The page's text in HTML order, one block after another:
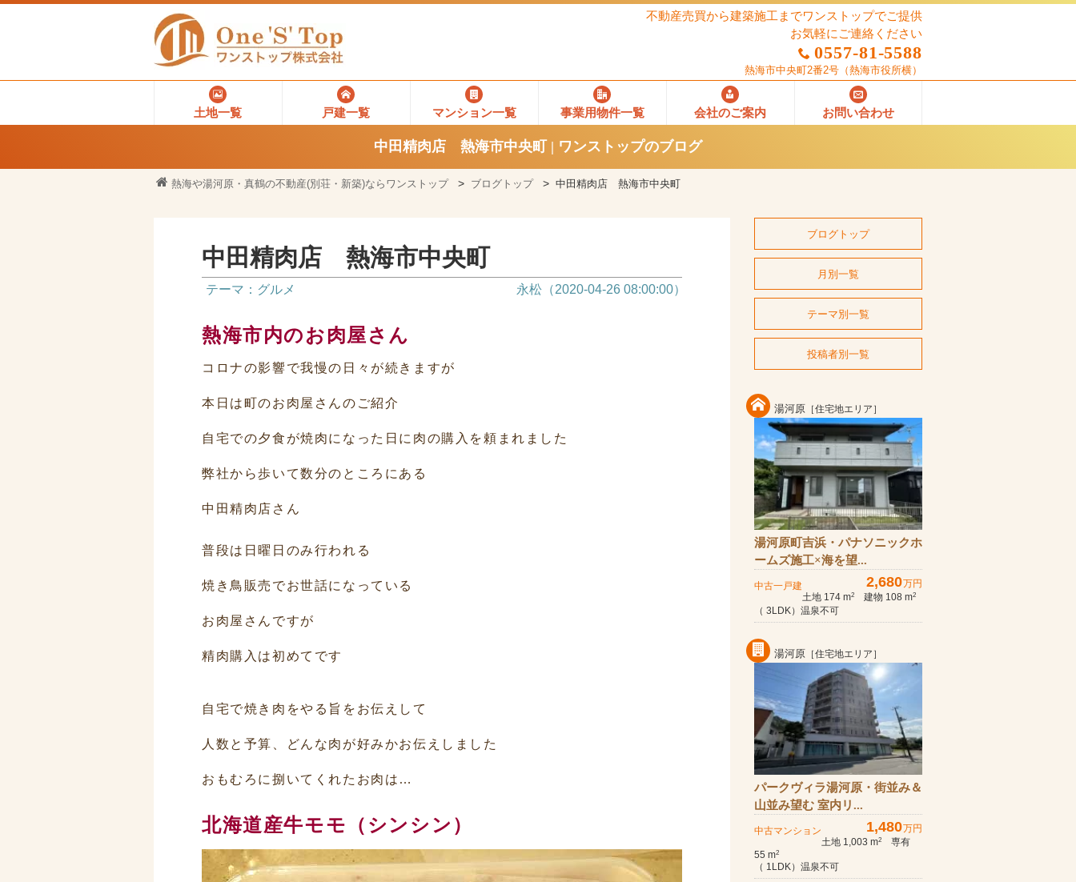
不動産売買から建築施工までワンストップでご提供
お気軽にご連絡ください
0557-81-5588
熱海市中央町2番2号 （熱海市役所横）
土地一覧 戸建一覧 マンション一覧 事業用物件一覧 会社のご案内 お問い合わせ
中田精肉店 熱海市中央町 | ワンストップのブログ
熱海や湯河原・真鶴の不動産(別荘・新築)ならワンストップ ブログトップ 中田精肉店 熱海市中央町
中田精肉店 熱海市中央町
テーマ：グルメ 永松（2020-04-26 08:00:00）
熱海市内のお肉屋さん
コロナの影響で我慢の日々が続きますが
本日は町のお肉屋さんのご紹介
自宅での夕食が焼肉になった日に肉の購入を頼まれました
弊社から歩いて数分のところにある
中田精肉店さん
普段は日曜日のみ行われる
焼き鳥販売でお世話になっている
お肉屋さんですが
精肉購入は初めてです
自宅で焼き肉をやる旨をお伝えして
人数と予算、どんな肉が好みかお伝えしました
おもむろに捌いてくれたお肉は…
北海道産牛モモ（シンシン）
ブログトップ
月別一覧
テーマ別一覧
投稿者別一覧
湯河原 ［住宅地エリア］
湯河原町吉浜・パナソニックホ
ームズ施工×海を望...
中古一戸建 2,680万円
土地 174 m2 建物 108 m2
（ 3LDK）温泉不可
湯河原 ［住宅地エリア］
パークヴィラ湯河原・街並み＆
山並み望む 室内リ...
中古マンション 1,480万円
土地 1,003 m2
専有
55 m2
（ 1LDK）温泉不可